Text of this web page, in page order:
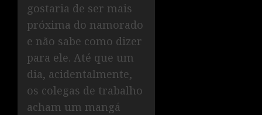
gostaria de ser mais
próxima do namorado
e não sabe como dizer
para ele. Até que um
dia, acidentalmente,
os colegas de trabalho
acham um mangá